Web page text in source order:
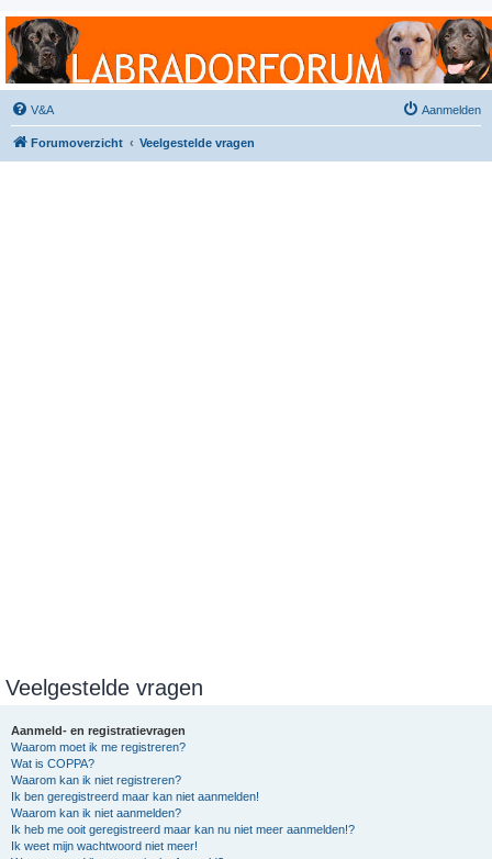
Labradorforum
Het gezelligste Labradorforum van Nederland en België!
V&A Aanmelden
Forumoverzicht Veelgestelde vragen
Veelgestelde vragen
Aanmeld- en registratievragen
Waarom moet ik me registreren?
Wat is COPPA?
Waarom kan ik niet registreren?
Ik ben geregistreerd maar kan niet aanmelden!
Waarom kan ik niet aanmelden?
Ik heb me ooit geregistreerd maar kan nu niet meer aanmelden!?
Ik weet mijn wachtwoord niet meer!